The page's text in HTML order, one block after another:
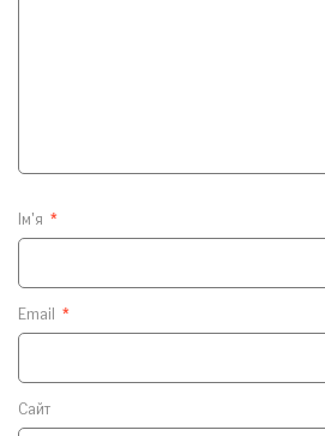
Ім'я *
Email *
Сайт